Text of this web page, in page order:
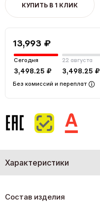
КУПИТЬ В 1 КЛИК
13,993 ₽
Сегодня
3,498.25 ₽
22 августа
3,498.25 ₽
Без комиссий и переплат
Характеристики
Состав изделия